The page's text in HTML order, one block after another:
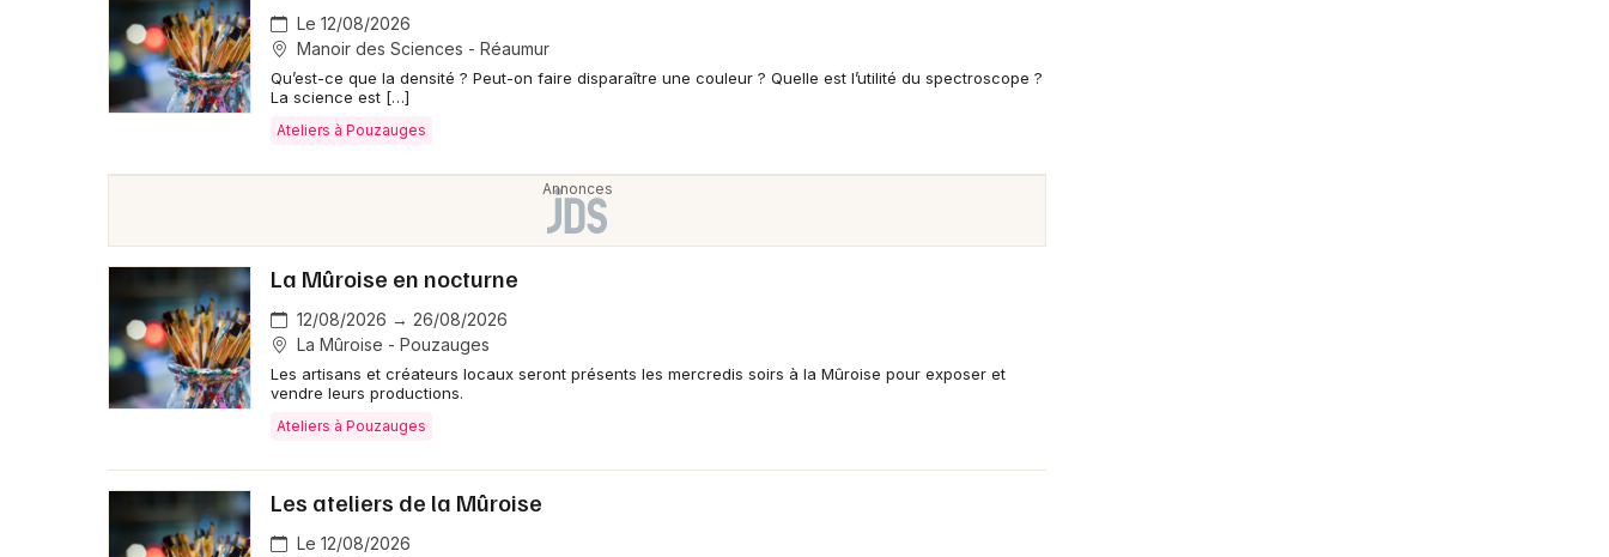
Le 12/08/2026
Manoir des Sciences - Réaumur
Qu’est-ce que la densité ? Peut-on faire disparaître une couleur ? Quelle est l’utilité du spectroscope ?
La science est […]
Ateliers à Pouzauges
La Mûroise en nocturne
12/08/2026 → 26/08/2026
La Mûroise - Pouzauges
Les artisans et créateurs locaux seront présents les mercredis soirs à la Mûroise pour exposer et
vendre leurs productions.
Ateliers à Pouzauges
Les ateliers de la Mûroise
Le 12/08/2026